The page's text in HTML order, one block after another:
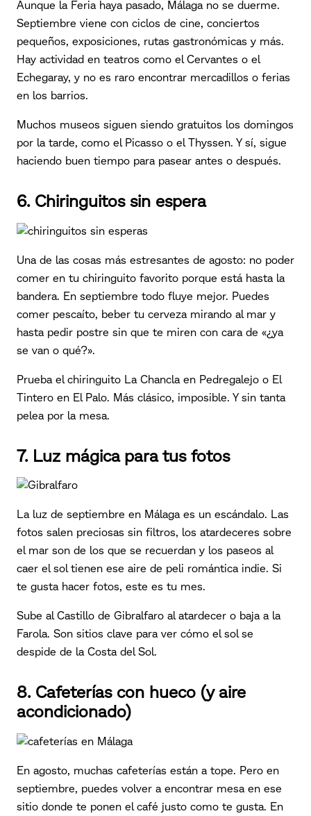
Aunque la Feria haya pasado, Málaga no se duerme.
Septiembre viene con ciclos de cine, conciertos
pequeños, exposiciones, rutas gastronómicas y más.
Hay actividad en teatros como el Cervantes o el
Echegaray, y no es raro encontrar mercadillos o ferias
en los barrios.
Muchos museos siguen siendo gratuitos los domingos
por la tarde, como el Picasso o el Thyssen. Y sí, sigue
haciendo buen tiempo para pasear antes o después.
6. Chiringuitos sin espera
Una de las cosas más estresantes de agosto: no poder
comer en tu chiringuito favorito porque está hasta la
bandera. En septiembre todo fluye mejor. Puedes
comer pescaíto, beber tu cerveza mirando al mar y
hasta pedir postre sin que te miren con cara de «¿ya
se van o qué?».
Prueba el chiringuito La Chancla en Pedregalejo o El
Tintero en El Palo. Más clásico, imposible. Y sin tanta
pelea por la mesa.
7. Luz mágica para tus fotos
La luz de septiembre en Málaga es un escándalo. Las
fotos salen preciosas sin filtros, los atardeceres sobre
el mar son de los que se recuerdan y los paseos al
caer el sol tienen ese aire de peli romántica indie. Si
te gusta hacer fotos, este es tu mes.
Sube al Castillo de Gibralfaro al atardecer o baja a la
Farola. Son sitios clave para ver cómo el sol se
despide de la Costa del Sol.
8. Cafeterías con hueco (y aire
acondicionado)
En agosto, muchas cafeterías están a tope. Pero en
septiembre, puedes volver a encontrar mesa en ese
sitio donde te ponen el café justo como te gusta. En